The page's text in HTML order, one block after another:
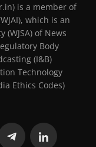
is a member of
which is an
(WJSA) of News
Body
(I&B)
Technology
Ethics Codes)